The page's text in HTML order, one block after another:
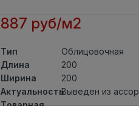
887 руб/м2
Тип
Облицовочная
Длина
200
Ширина
200
АктуальностьВыведен из
Товарная
Керамическая